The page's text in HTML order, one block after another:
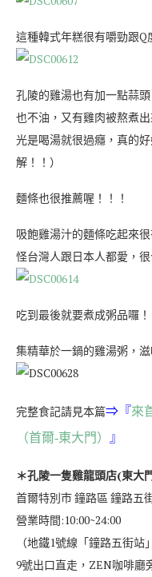
這種韓式年糕很有嚼勁跟
孔陵的雞湯也有加一點蒜
也不油，又有雞肉被熬煮
光是喝湯就很過癮，真的
解！！）
麵條也很推薦喔！！！
吸飽雞湯汁的麵條吃起來
怪台灣人跟日本人都愛，很
吃到最後就要煮成粥品囉！
集精華於一鍋的雞湯粥，
完整食記請見本篇⇒『來
（首爾-東大門）
』
＊孔陵一隻雞龍頭店(東大
首爾特別市 鐘路區 鐘路五街
營業時間:10:00~24:00
（地鐵1號線「鐘路五街站
9號出口直走，ZEN咖啡廳